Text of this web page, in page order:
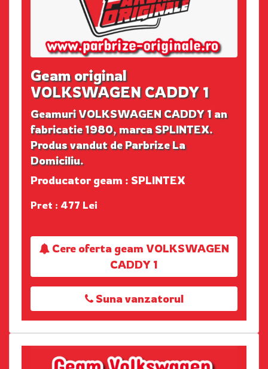
Geam original
VOLKSWAGEN CADDY 1
Geamuri VOLKSWAGEN CADDY 1 an
fabricatie 1980, marca SPLINTEX.
Produs vandut de Parbrize La
Domiciliu.
Producator geam : SPLINTEX
Pret : 477 Lei
Cere oferta geam VOLKSWAGEN
CADDY 1
Suna vanzatorul